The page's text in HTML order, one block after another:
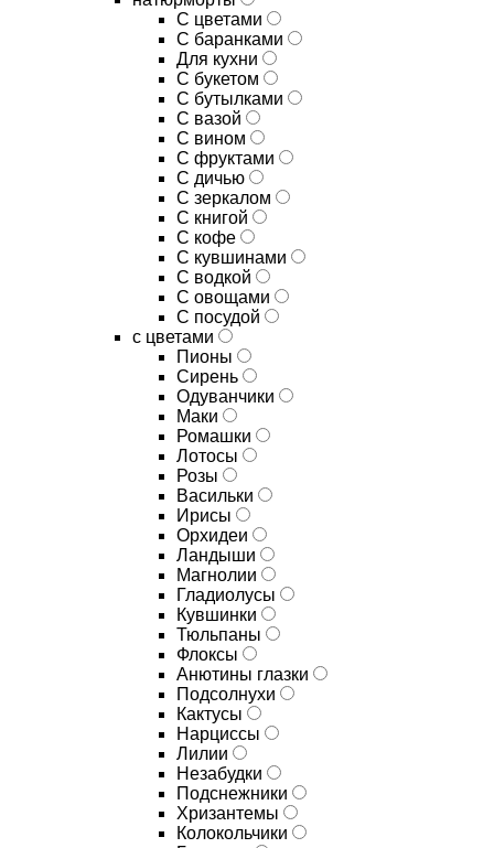
С цветами
С баранками
Для кухни
C букетом
C бутылками
C вазой
C вином
C фруктами
C дичью
C зеркалом
C книгой
C кофе
C кувшинами
C водкой
C овощами
C посудой
с цветами
Пионы
Сирень
Одуванчики
Маки
Ромашки
Лотосы
Розы
Васильки
Ирисы
Орхидеи
Ландыши
Магнолии
Гладиолусы
Кувшинки
Тюльпаны
Флоксы
Анютины глазки
Подсолнухи
Кактусы
Нарциссы
Лилии
Незабудки
Подснежники
Хризантемы
Колокольчики